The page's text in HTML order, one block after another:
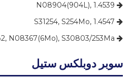

N08904(904L), 1.4539

S31254, S254Mo, 1.4547

N08367(6Mo), S30803/253Ma
سوبر دوبلكس ستيل